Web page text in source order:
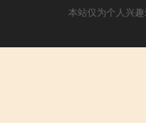
本站仅为个人兴